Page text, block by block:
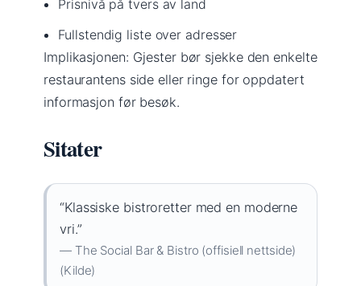
Prisnivå på tvers av land
Fullstendig liste over adresser
Implikasjonen: Gjester bør sjekke den enkelte
restaurantens side eller ringe for oppdatert
informasjon før besøk.
Sitater
“Klassiske bistroretter med en moderne
vri.”
— The Social Bar & Bistro (offisiell nettside)
(Kilde)